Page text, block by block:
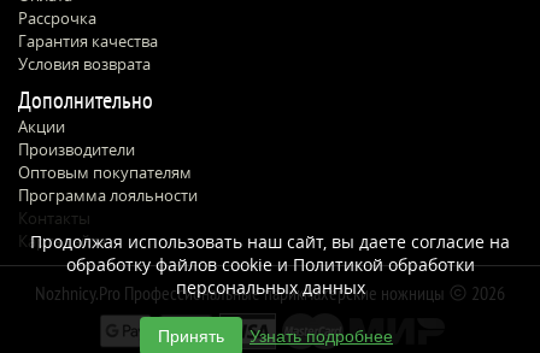
Рассрочка
Гарантия качества
Условия возврата
Дополнительно
Акции
Производители
Оптовым покупателям
Программа лояльности
Контакты
Карта сайта
Nozhnicy.Pro Профессиональные парикмахерские ножницы 2026
Продолжая использовать наш сайт, вы даете согласие на
обработку файлов cookie иПолитикой обработки
персональных данных
Принять Узнать подробнее